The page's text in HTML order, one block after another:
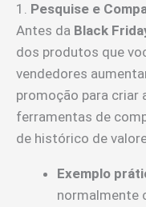
1. Pesquise e
Antes da Black
dos produtos que
vendedores
promoção para criar
ferramentas de
de histórico de
Exemplo
normalmente